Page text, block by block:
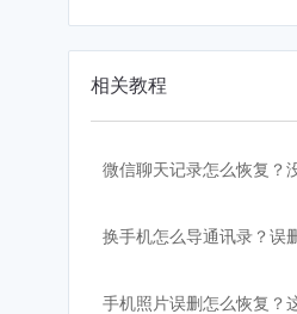
相关教程
换手机怎么导通讯录？误
手机照片误删怎么恢复？